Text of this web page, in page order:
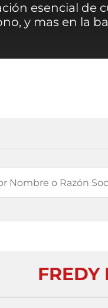
esencial de
y mas en la
FREDY